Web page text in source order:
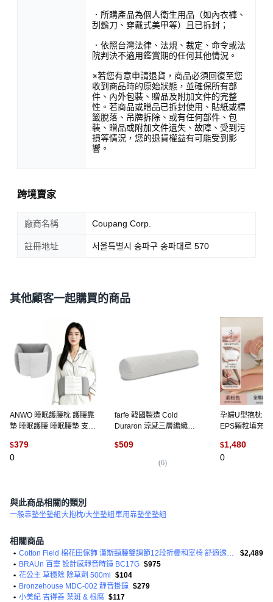
．所購產品為個人衛生用品（如內衣褲、
刮鬍刀、穿戴式美甲等）且已拆封；
．依照台灣法律、法規、裁定、命令或法
院判決不適用鑑賞期的任何其他情況。
※若您有意申請退貨，商品必須回復至您
收到商品時的原始狀態，並確保所有部
件、內外包裝、贈品及附加文件的完整
性。若商品或贈品已拆封使用、貼紙或標
籤脫落、吊牌拆除、或有任何部件、包
裝、贈品或附加文件遺失、故障、受到污
損等情況，您的退貨權益有可能受到影
響。
跨境賣家
廠商名稱 Coupang Corp.
註冊地址 서울특별시 송파구 송파대로 570
其他顧客一起購買的商品
ANWO 睡眠護腰枕 護腰靠
墊 睡眠護腰 睡眠腰墊 支撐
枕, 灰色
$379
0
farfe 韓國製造 Cold
Duraron 涼感三層編織長
$509
(6)
孕婦U型抱枕 護
EPS顆粒填充,
$1,480
0
與此商品相關的類別
一般靠墊坐墊組 大抱枕/大坐墊組 車用靠墊坐墊組
相關商品
• Cotton Field 棉花田傢飾 漢斯頸腰雙調節12段折疊和室椅 舒適透氣 收納
$2,489
• BRAUn 百靈 設計感靜音時鐘 BC17G $975
• 花公主 草穩除 除草劑 500ml
$104
• Bronzehouse MDC-002 靜音掛鐘 $279
• 小美紀 吉得善 葉斑 & 根腐 $117